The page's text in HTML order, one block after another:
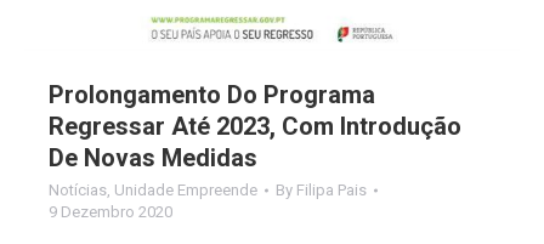
Prolongamento Do Programa
Regressar Até 2023, Com Introdução
De Novas Medidas
Notícias, Unidade Empreende By Filipa Pais
9 Dezembro 2020